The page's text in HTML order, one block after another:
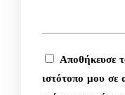
Αποθήκευσε
ιστότοπο μου σε